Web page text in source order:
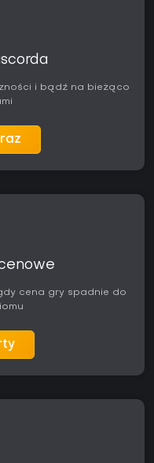
i bądź na bieżąco
cena gry spadnie do